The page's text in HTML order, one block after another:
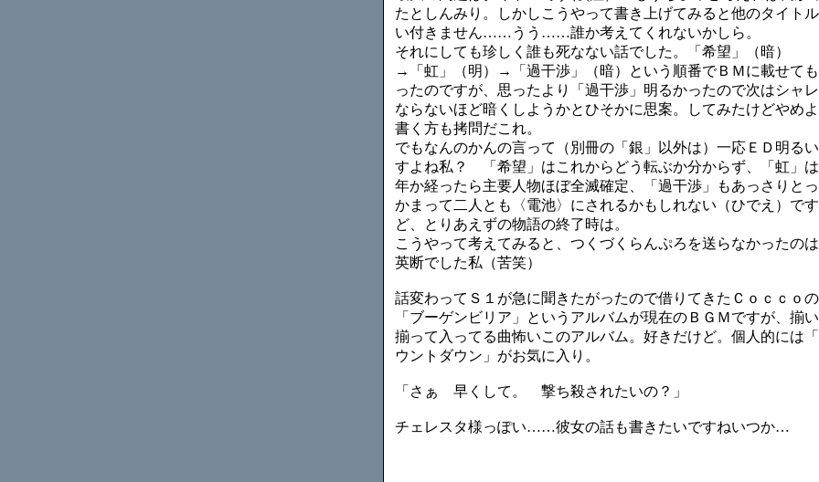
たとしんみり。しかしこうやって書き上げてみると他のタイト
い付きません……うう……誰か考えてくれないかしら。
それにしても珍しく誰も死なない話でした。「希望」（暗）
→「虹」（明）→「過干渉」（暗）という順番でＢＭに載せて
ったのですが、思ったより「過干渉」明るかったので次はシャ
ならないほど暗くしようかとひそかに思案。してみたけどやめよ
書く方も拷問だこれ。
でもなんのかんの言って（別冊の「銀」以外は）一応ＥＤ明る
すよね私？ 「希望」はこれからどう転ぶか分からず、「虹」
年か経ったら主要人物ほぼ全滅確定、「過干渉」もあっさりと
かまって二人とも〈電池〉にされるかもしれない（ひでえ）で
ど、とりあえずの物語の終了時は。
こうやって考えてみると、つくづくらんぷろを送らなかったの
英断でした私（苦笑）
話変わってＳ１が急に聞きたがったので借りてきたＣｏｃｃｏの
「ブーゲンビリア」というアルバムが現在のＢＧＭですが、揃
揃って入ってる曲怖いこのアルバム。好きだけど。個人的には
ウントダウン」がお気に入り。
「さぁ 早くして。 撃ち殺されたいの？」
チェレスタ様っぽい……彼女の話も書きたいですねいつか…